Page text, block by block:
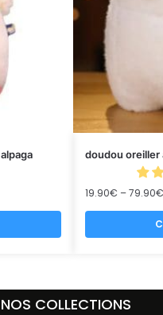
doudou oreiller
19.90€ –79.90€
NOS COLLECTIONS